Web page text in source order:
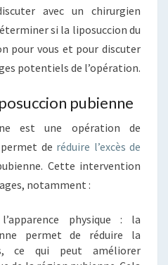
avec un chirurgien
si la liposuccion du
pour vous et pour discuter
potentiels de l’opération.
pubienne
est une opération de
de réduire l’excès de
Cette intervention
notamment :
physique : la
permet de réduire la
ce qui peut améliorer